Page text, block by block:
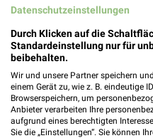
Filialen in der
3 Filialen
Datenschutzeinstellungen
Durch Klicken auf die
Standardeinstellung nur für
beibehalten.
Wir und unsere Partner speichern
einem Gerät zu, wie z. B. eindeutige
Browserspeichern, um
Anbieter verarbeiten Ihre
aufgrund eines berechtigten
Sie die „Einstellungen“. Sie können